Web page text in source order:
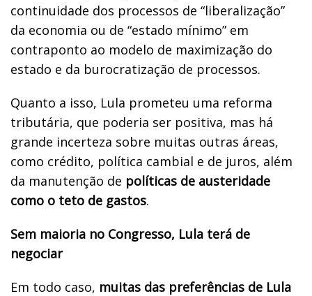
continuidade dos processos de “liberalização”
da economia ou de “estado mínimo” em
contraponto ao modelo de maximização do
estado e da burocratização de processos.
Quanto a isso, Lula prometeu uma reforma
tributária, que poderia ser positiva, mas há
grande incerteza sobre muitas outras áreas,
como crédito, política cambial e de juros, além
da manutenção de políticas de austeridade
como o teto de gastos.
Sem maioria no Congresso, Lula terá de
negociar
Em todo caso, muitas das preferências de Lula